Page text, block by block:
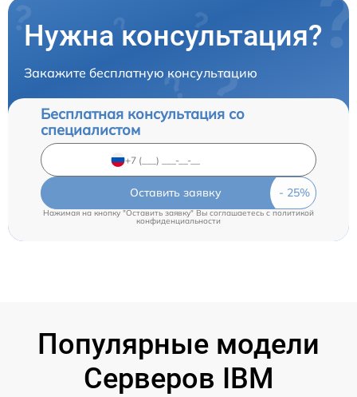
Нужна консультация?
Закажите бесплатную консультацию
Бесплатная консультация со
специалистом
Оставить заявку
Нажимая на кнопку "Оставить заявку" Вы соглашаетесь c политикой
конфиденциальности
Популярные модели
Серверов IBM